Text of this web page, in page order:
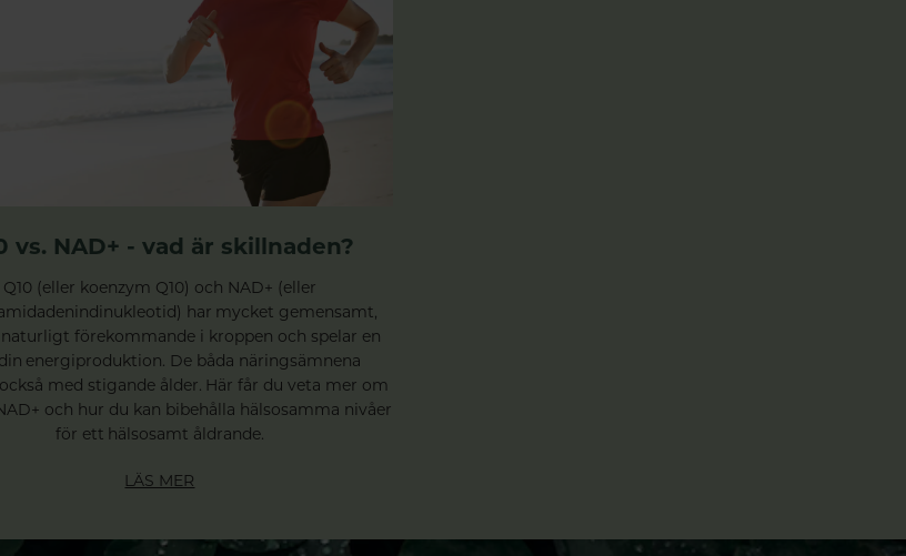
vs. NAD+ - vad är skillnaden?
Q10 (eller koenzym Q10) och NAD+ (eller
har mycket gemensamt,
naturligt förekommande i kroppen och spelar en
energiproduktion. De båda näringsämnena
med stigande ålder. Här får du veta mer om
och hur du kan bibehålla hälsosamma nivåer
för ett hälsosamt åldrande.
LÄS MER